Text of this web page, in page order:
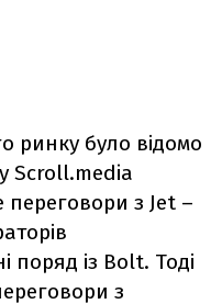
ринку було відомо
Scroll.media
з Jet –
поряд із Bolt. Тоді
з